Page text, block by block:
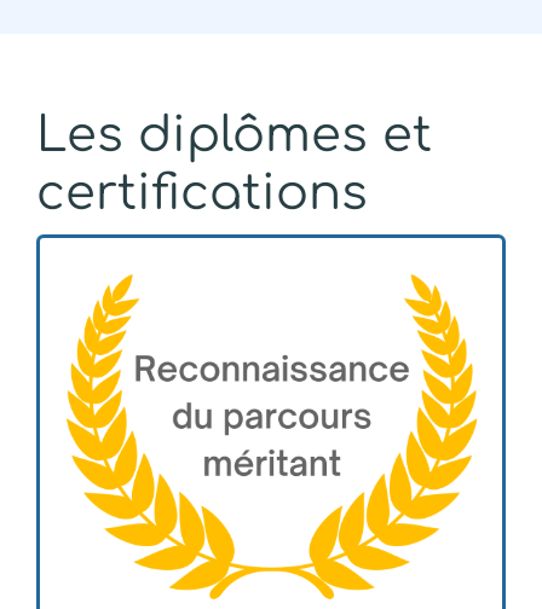
Les diplômes et
certifications
Dispositif départemental qui récompense
des élèves responsables, engagés, curieux,
soucieux du monde qui les entoure.